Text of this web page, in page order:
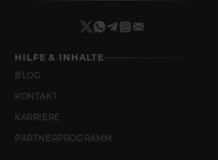
HILFE & INHALTE
BLOG
KONTAKT
KARRIERE
PARTNERPROGRAMM